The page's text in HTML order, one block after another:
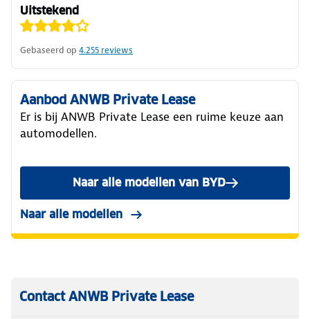
Uitstekend
Gebaseerd op 4.255 reviews
Aanbod ANWB Private Lease
Er is bij ANWB Private Lease een ruime keuze aan
automodellen.
Naar alle modellen van BYD
Naar alle modellen
Contact ANWB Private Lease